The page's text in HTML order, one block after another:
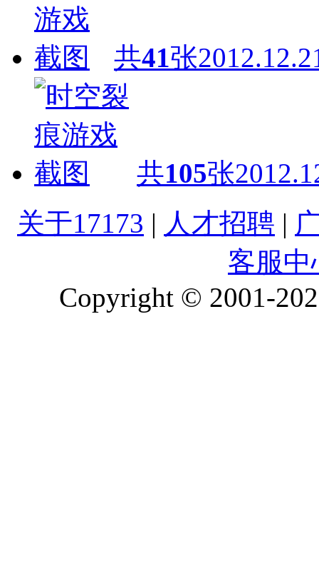
共41张
共105张
关于17173 | 人才招聘 |
客服中
Copyright © 2001-